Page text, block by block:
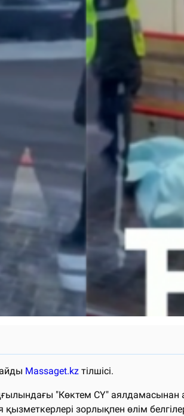
Massaget.kz тілшісі.
"Көктем СҮ" аялдамасынан
зорлықпен өлім